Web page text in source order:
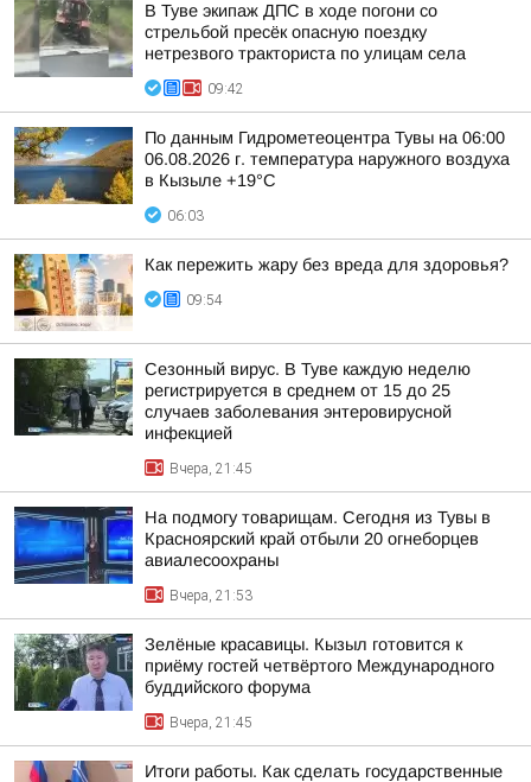
В Туве экипаж ДПС в ходе погони со
стрельбой пресёк опасную поездку
нетрезвого тракториста по улицам села
09:42
По данным Гидрометеоцентра Тувы на 06:00
06.08.2026 г. температура наружного воздуха
в Кызыле +19°С
06:03
Как пережить жару без вреда для здоровья?
09:54
Сезонный вирус. В Туве каждую неделю
регистрируется в среднем от 15 до 25
случаев заболевания энтеровирусной
инфекцией
Вчера, 21:45
На подмогу товарищам. Сегодня из Тувы в
Красноярский край отбыли 20 огнеборцев
авиалесоохраны
Вчера, 21:53
Зелёные красавицы. Кызыл готовится к
приёму гостей четвёртого Международного
буддийского форума
Вчера, 21:45
Итоги работы. Как сделать государственные